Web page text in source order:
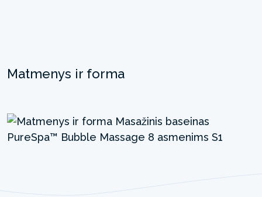
Matmenys ir forma